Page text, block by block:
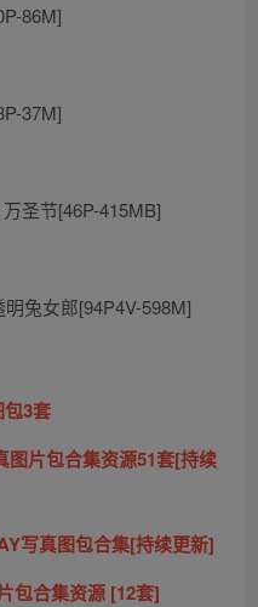
86M]
37M]
圣节[46P-415MB]
兔女郎[94P4V-598M]
3套
图片包合集资源51套[持续
写真图包合集[持续更新]
包合集资源 [12套]